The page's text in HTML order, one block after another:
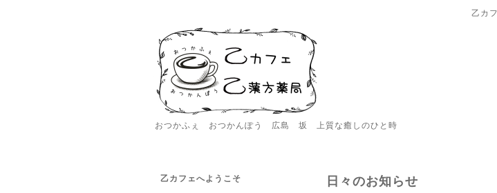
乙カ
おつかふぇ おつかんぽう 広島 坂 上質な癒しのひと時
日々のお知らせ
乙カフェへようこそ